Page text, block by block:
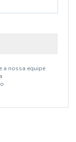
a nossa equipe